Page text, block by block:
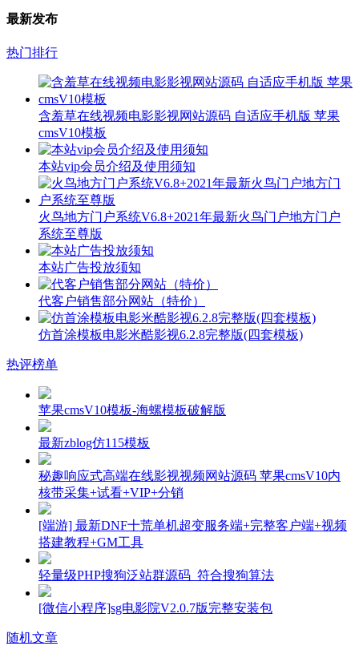
最新发布
热门排行
含羞草在线视频电影影视网站源码 自适应手机版 苹果
cmsV10模板
本站vip会员介绍及使用须知
火鸟地方门户系统V6.8+2021年最新火鸟门户地方门户
系统至尊版
本站广告投放须知
代客户销售部分网站（特价）
仿首涂模板电影米酷影视6.2.8完整版(四套模板)
热评榜单
苹果cmsV10模板-海螺模板破解版
最新zblog仿115模板
秘趣响应式高端在线影视视频网站源码 苹果cmsV10内
核带采集+试看+VIP+分销
[端游] 最新DNF十荒单机超变服务端+完整客户端+视频
搭建教程+GM工具
轻量级PHP搜狗泛站群源码_符合搜狗算法
[微信小程序]sg电影院V2.0.7版完整安装包
随机文章